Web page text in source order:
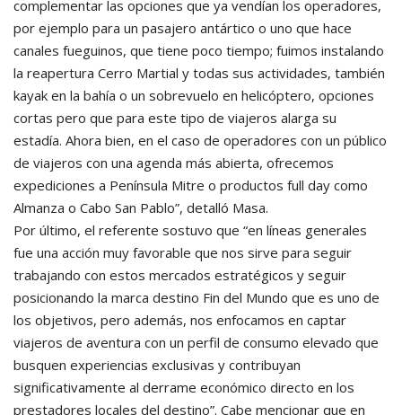
complementar las opciones que ya vendían los operadores,
por ejemplo para un pasajero antártico o uno que hace
canales fueguinos, que tiene poco tiempo; fuimos instalando
la reapertura Cerro Martial y todas sus actividades, también
kayak en la bahía o un sobrevuelo en helicóptero, opciones
cortas pero que para este tipo de viajeros alarga su
estadía. Ahora bien, en el caso de operadores con un público
de viajeros con una agenda más abierta, ofrecemos
expediciones a Península Mitre o productos full day como
Almanza o Cabo San Pablo”, detalló Masa.
Por último, el referente sostuvo que “en líneas generales
fue una acción muy favorable que nos sirve para seguir
trabajando con estos mercados estratégicos y seguir
posicionando la marca destino Fin del Mundo que es uno de
los objetivos, pero además, nos enfocamos en captar
viajeros de aventura con un perfil de consumo elevado que
busquen experiencias exclusivas y contribuyan
significativamente al derrame económico directo en los
prestadores locales del destino”. Cabe mencionar que en